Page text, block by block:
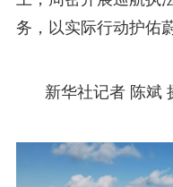
务，以实际行动护佑
新华社记者 陈斌